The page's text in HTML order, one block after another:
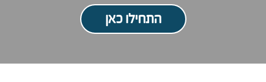
התחילו כאן